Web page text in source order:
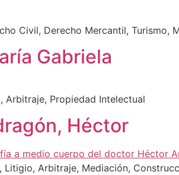
Civil, Derecho Mercantil,
Gabriela
Arbitraje, Propiedad Intelectual
Héctor
Arbitraje, Mediación,